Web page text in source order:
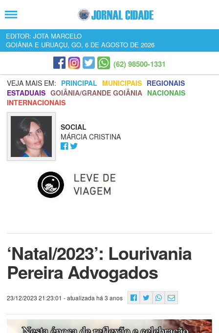
EDITOR: JOTA MARCELO
GOIÂNIA E URUAÇU, GO, 6 DE AGOSTO DE 2026
(62) 98500-1331
VEJA MAIS EM: PRINCIPAL MUNICIPAIS REGIONAIS
ESTADUAIS GOIÂNIA/GRANDE GOIÂNIA NACIONAIS
INTERNACIONAIS
SOCIAL
MÁRCIA CRISTINA
‘Natal/2023’: Lourivania
Pereira Advogados
23/12/2023 21:23:01 - atualizada há 3 anos